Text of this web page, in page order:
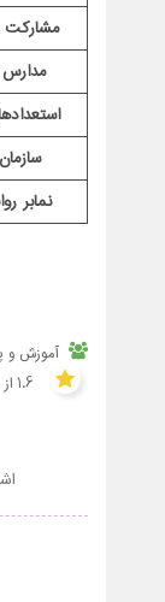
مشاركت
مدارس
نمابر
آموزش و
1.6 از 60 رای